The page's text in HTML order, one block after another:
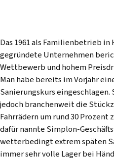
Das 1961 als Familienbetrieb in
gegründete Unternehmen
Wettbewerb und hohem
Man habe bereits im Vorjahr
Sanierungskurs eingeschlagen.
jedoch branchenweit die
Fahrrädern um rund 30 Prozent
dafür nannte Simplon-
wetterbedingt extrem späten
immer sehr volle Lager bei